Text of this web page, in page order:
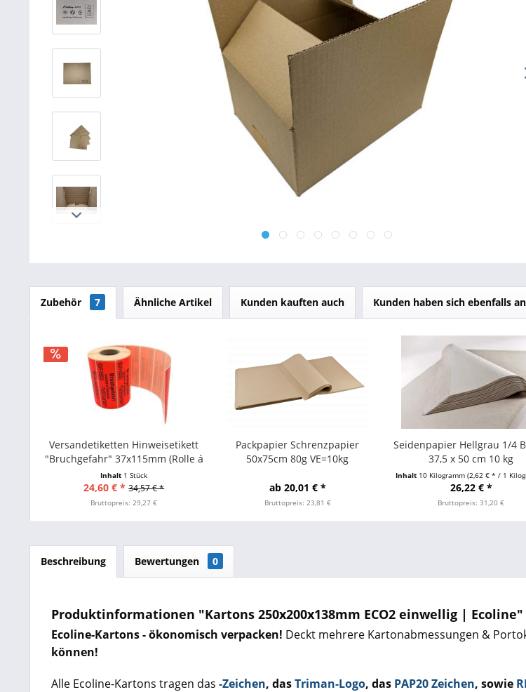
Betriebsausstattung & Lagerausstattung
Tragetaschen & Geschenkverpackungen
Bürobedarf
Zubehör 7 Ähnliche Artikel Kunden kauften auch Kunden haben sich ebenfalls
Versandetiketten Hinweisetikett
"Bruchgefahr" 37x115mm (Rolle á
1000 St. Etiketten)
Inhalt 1 Stück
24,60 € * 34,57 € *
Bruttopreis: 29,27 €
Packpapier Schrenzpapier
50x75cm 80g VE=10kg
ab 20,01 € *
Bruttopreis: 23,81 €
Seidenpapier Hellgrau 1/4
37,5 x 50 cm 10 kg
Inhalt 10 Kilogramm (2,62 € * / 1
26,22 € *
Bruttopreis: 31,20 €
Beschreibung Bewertungen 0
Produktinformationen "Kartons 250x200x138mm ECO2 einwellig | Ecoline"
Ecoline-Kartons - ökonomisch verpacken! Deckt mehrere Kartonabmessungen &
können!
Alle Ecoline-Kartons tragen das -Zeichen, dasTriman-Logo, das PAP20 Zeichen, sowie